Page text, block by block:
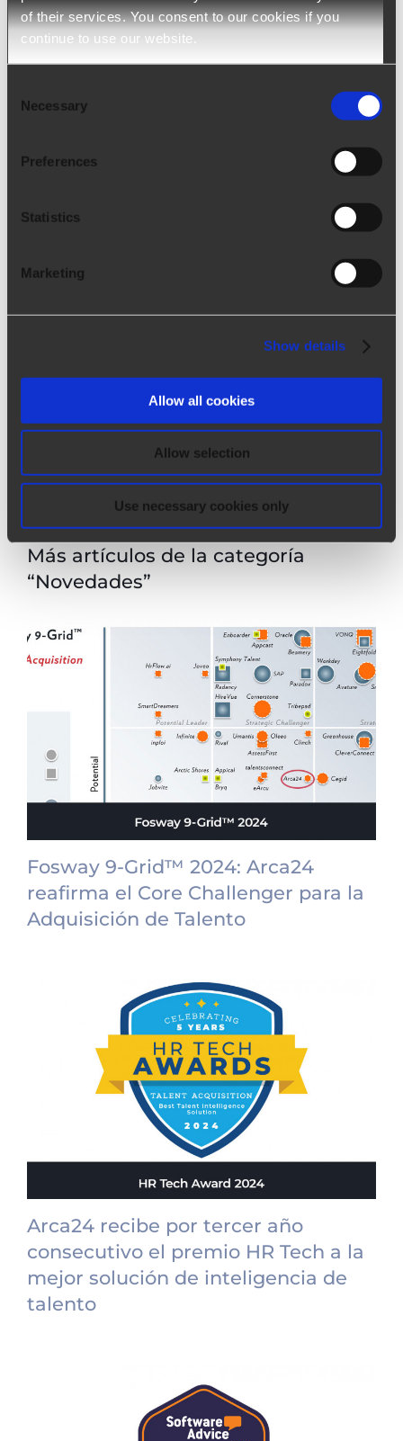
of their services. You consent to our cookies if you
continue to use our website.
Selection
Necessary
Preferences
Statistics
Marketing
Show details
Allow all cookies
Allow selection
Use necessary cookies only
El software de reclutamiento con preselección
automática de currículos
arrow_upward
Más artículos de la categoría
“Novedades”
Fosway 9-Grid™ 2024: Arca24
reafirma el Core Challenger para la
Adquisición de Talento
Arca24 recibe por tercer año
consecutivo el premio HR Tech a la
mejor solución de inteligencia de
talento